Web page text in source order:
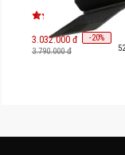
3.032.000 đ -20%
3.790.000 đ